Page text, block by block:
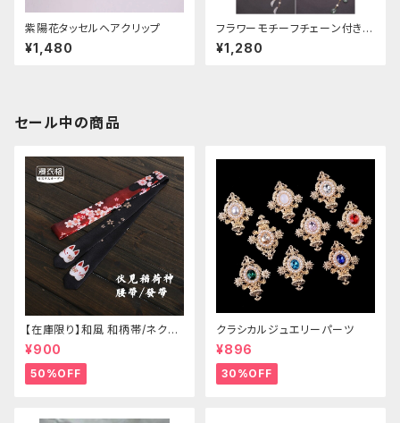
紫陽花タッセルヘアクリップ
¥1,480
フラワーモチーフチェーン付きヘ
アクリップ
¥1,280
セール中の商品
【在庫限り】和風 和柄帯/ネクタ
イ/リボン（狐面/金魚
¥900
50%OFF
クラシカルジュエリーパーツ
¥896
30%OFF